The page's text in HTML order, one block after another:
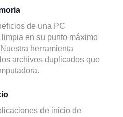
de una PC
en su punto máximo
herramienta
archivos duplicados que
de inicio de